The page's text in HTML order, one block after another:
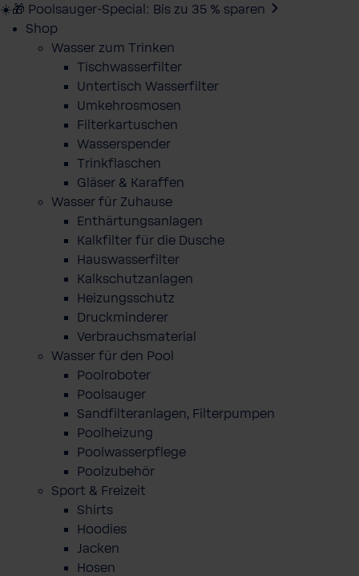
☀️🎁 Poolsauger-Special: Bis zu 35 % sparen
Shop
Wasser zum Trinken
Tischwasserfilter
Untertisch Wasserfilter
Umkehrosmosen
Filterkartuschen
Wasserspender
Trinkflaschen
Gläser & Karaffen
Wasser für Zuhause
Enthärtungsanlagen
Kalkfilter für die Dusche
Hauswasserfilter
Kalkschutzanlagen
Heizungsschutz
Druckminderer
Verbrauchsmaterial
Wasser für den Pool
Poolroboter
Poolsauger
Sandfilteranlagen, Filterpumpen
Poolheizung
Poolwasserpflege
Poolzubehör
Sport & Freizeit
Shirts
Hoodies
Jacken
Hosen